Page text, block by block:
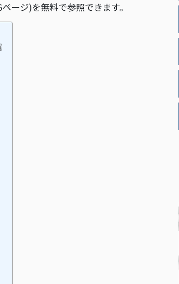
ージ)を無料で参照できます。